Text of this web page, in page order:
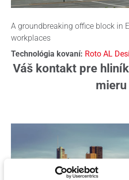
A groundbreaking office block in
workplaces
Technológia kovaní: Roto AL
Váš kontakt pre
mieru